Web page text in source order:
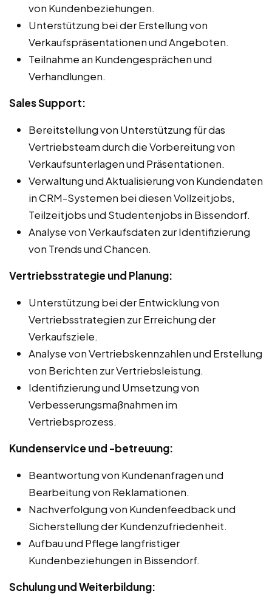
von Kundenbeziehungen.
Unterstützung bei der Erstellung von
Verkaufspräsentationen und Angeboten.
Teilnahme an Kundengesprächen und
Verhandlungen.
Sales Support:
Bereitstellung von Unterstützung für das
Vertriebsteam durch die Vorbereitung von
Verkaufsunterlagen und Präsentationen.
Verwaltung und Aktualisierung von Kundendaten
in CRM-Systemen bei diesen Vollzeitjobs,
Teilzeitjobs und Studentenjobs in Bissendorf.
Analyse von Verkaufsdaten zur Identifizierung
von Trends und Chancen.
Vertriebsstrategie und Planung:
Unterstützung bei der Entwicklung von
Vertriebsstrategien zur Erreichung der
Verkaufsziele.
Analyse von Vertriebskennzahlen und Erstellung
von Berichten zur Vertriebsleistung.
Identifizierung und Umsetzung von
Verbesserungsmaßnahmen im
Vertriebsprozess.
Kundenservice und -betreuung:
Beantwortung von Kundenanfragen und
Bearbeitung von Reklamationen.
Nachverfolgung von Kundenfeedback und
Sicherstellung der Kundenzufriedenheit.
Aufbau und Pflege langfristiger
Kundenbeziehungen in Bissendorf.
Schulung und Weiterbildung: